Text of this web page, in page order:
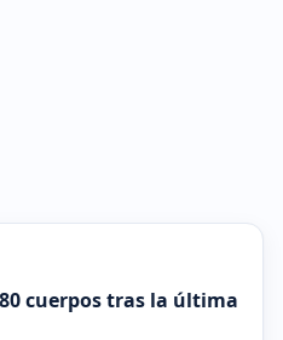
cuerpos tras la última